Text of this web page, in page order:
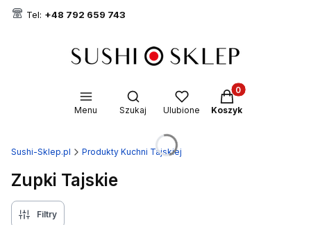
Tel: +48 792 659 743
Menu
Otwórz wyszukiwarkę
Szukaj Ulubione
Produkty w
Koszyk
Sushi-Sklep.pl Produkty Kuchni Tajskiej
Zupki Tajskie
Filtry